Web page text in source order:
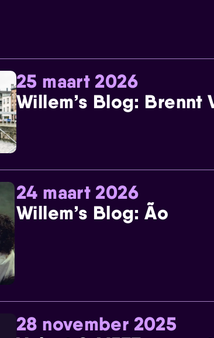
25 maart 2026
Willem’s Blog: Brennt
24 maart 2026
Willem’s Blog: Ão
28 november 2025